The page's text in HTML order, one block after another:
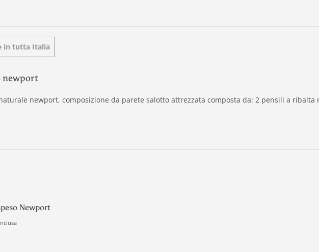
in tutta Italia
newport
newport, composizione da parete salotto attrezzata composta da: 2 pensili a ribalta
Newport